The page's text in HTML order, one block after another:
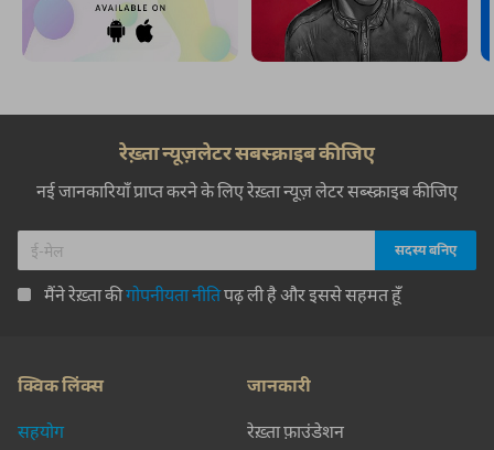
रेख़्ता न्यूज़लेटर सबस्क्राइब कीजिए
नई जानकारियाँ प्राप्त करने के लिए रेख़्ता न्यूज़ लेटर सब्स्क्राइब कीजिए
मैंने रेख़्ता कीगोपनीयता नीतिपढ़ ली है और इससे सहमत हूँ
क्विक लिंक्स
सहयोग
जानकारी
रेख़्ता फ़ाउंडेशन